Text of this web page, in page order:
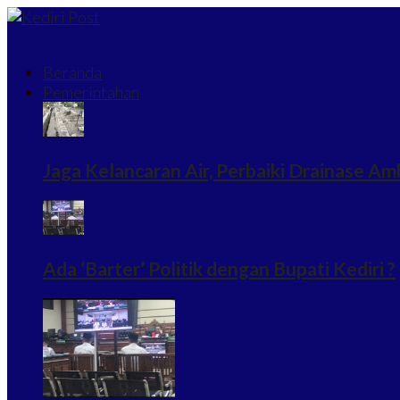
Beranda
Pemerintahan
Jaga Kelancaran Air, Perbaiki Drainase
Ada ‘Barter’ Politik dengan Bupati Kediri ?